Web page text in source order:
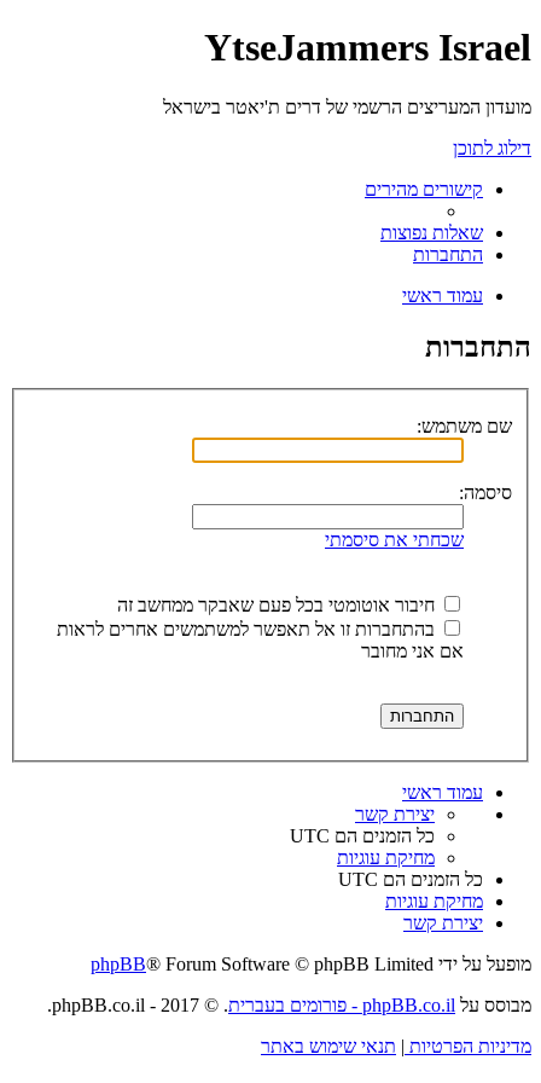
YtseJammers Israel
מועדון המעריצים הרשמי של דרים ת'יאטר בישראל
דילוג לתוכן
קישורים מהירים
שאלות נפוצות
התחברות
עמוד ראשי
התחברות
שם משתמש:
סיסמה:
שכחתי את סיסמתי
חיבור אוטומטי בכל פעם שאבקר ממחשב זה
בהתחברות זו אל תאפשר למשתמשים אחרים לראות
אם אני מחובר
עמוד ראשי
יצירת קשר
כל הזמנים הם UTC
מחיקת עוגיות
כל הזמנים הם UTC
מחיקת עוגיות
יצירת קשר
מופעל על ידי
phpBB® Forum Software © phpBB Limited
מבוסס על phpBB.co.il - פורומים בעברית
. © 2017 - phpBB.co.il.
מדיניות הפרטיות | תנאי שימוש באתר